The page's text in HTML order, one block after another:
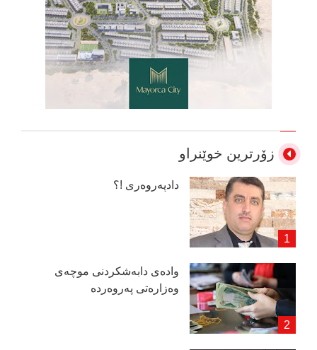
زۆرترین خوێنراو
دادپەروەری !؟
وادەی دابەشكردنی موچەی
وەزارەتی پەروەردە